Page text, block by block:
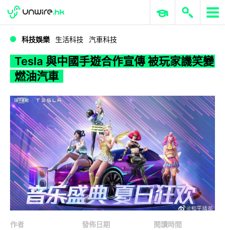
WWDC 2026 ERP 與商業 AI
科技娛樂 生活科技 汽車科技
Tesla 與中國手遊合作宣傳 被玩家譏笑變
燃油汽車
作者
發佈日期
閱讀時間